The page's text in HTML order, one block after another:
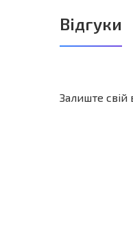
Відгуки
Залиште